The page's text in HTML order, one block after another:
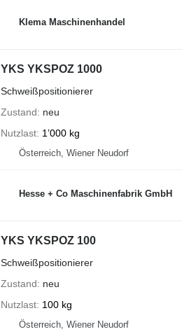
Klema Maschinenhandel
YKS YKSPOZ 1000
Schweißpositionierer
Zustand
neu
Nutzlast 1’000 kg
Österreich, Wiener Neudorf
Hesse + Co Maschinenfabrik GmbH
YKS YKSPOZ 100
Schweißpositionierer
Zustand
neu
Nutzlast 100 kg
Österreich, Wiener Neudorf